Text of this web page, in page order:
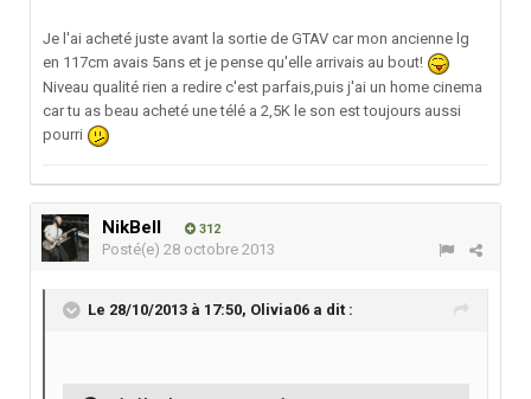
Je l'ai acheté juste avant la sortie de GTAV car mon ancienne lg
en 117cm avais 5ans et je pense qu'elle arrivais au bout!
Niveau qualité rien a redire c'est parfais,puis j'ai un home cinema
car tu as beau acheté une télé a 2,5K le son est toujours aussi
pourri
NikBell 312
Posté(e) 28 octobre 2013
Le 28/10/2013 à 17:50, Olivia06 a dit :